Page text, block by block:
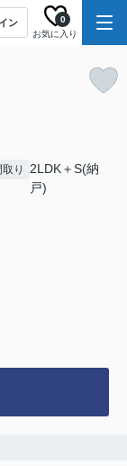
ン
お気に入り
0
取り
2LDK＋S(納
戸)